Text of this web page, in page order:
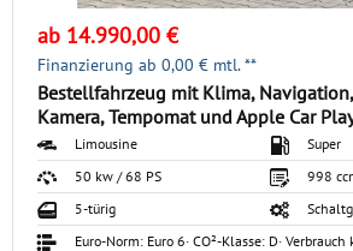
ab 14.990,00 €
Finanzierung ab 0,00 € mtl. **
Bestellfahrzeug mit Klima,
Kamera, Tempomat und Apple Car
Limousine
Super
50 kw / 68 PS
998
5-türig
Euro-Norm: Euro 6· CO²-Klasse: D·